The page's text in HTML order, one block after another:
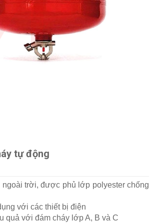
tự động
trời, được phủ lớp polyester chống
với các thiết bị điện
quả với đám cháy lớp A, B và C